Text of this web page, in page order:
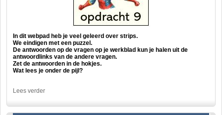
In dit webpad heb je veel geleerd over strips.
We eindigen met een puzzel.
De antwoorden op de vragen op je werkblad kun je halen uit de
antwoordlinks van de andere vragen.
Zet de antwoorden in de hokjes.
Wat lees je onder de pijl?
Lees verder